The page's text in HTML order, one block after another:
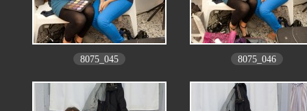
8075_045 8075_046